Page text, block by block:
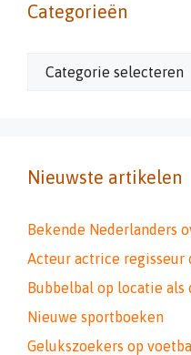
Categorieën
Categorieën
Nieuwste artikelen
Bekende Nederlanders
Acteur actrice regisseur
Bubbelbal op locatie
Nieuwe sportboeken
Gelukszoekers op